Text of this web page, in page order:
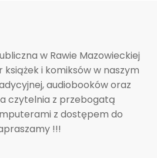
w Rawie Mazowieckiej
i komiksów w naszym
audiobooków oraz
czytelnia z przebogatą
z dostępem do
!!!